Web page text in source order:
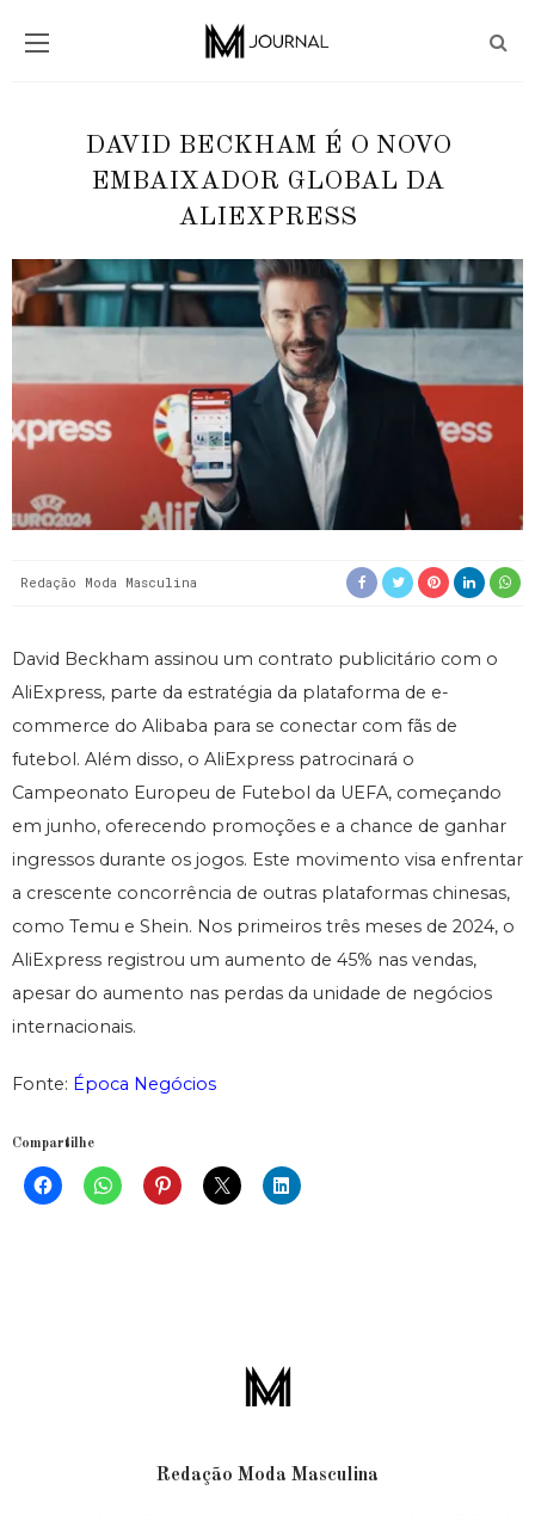
DAVID BECKHAM É O NOVO
EMBAIXADOR GLOBAL DA
ALIEXPRESS
Redação Moda Masculina
David Beckham assinou um contrato publicitário com o
AliExpress, parte da estratégia da plataforma de e-
commerce do Alibaba para se conectar com fãs de
futebol. Além disso, o AliExpress patrocinará o
Campeonato Europeu de Futebol da UEFA, começando
em junho, oferecendo promoções e a chance de ganhar
ingressos durante os jogos. Este movimento visa enfrentar
a crescente concorrência de outras plataformas chinesas,
como Temu e Shein. Nos primeiros três meses de 2024, o
AliExpress registrou um aumento de 45% nas vendas,
apesar do aumento nas perdas da unidade de negócios
internacionais.
Fonte: Época Negócios
Compartilhe
Redação Moda Masculina